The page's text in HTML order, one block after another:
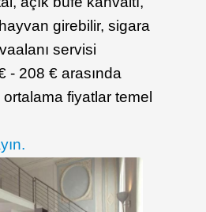
girebilir, sigara
servisi
- 208 € arasında
fiyatlar temel